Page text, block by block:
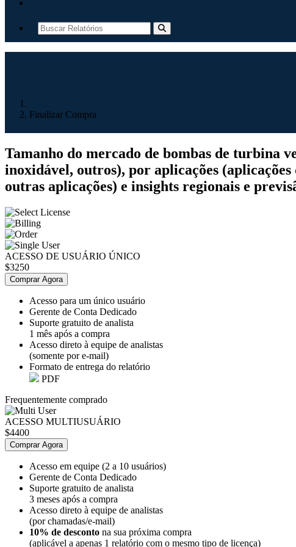
Finalizar Compra
Tamanho do mercado de bombas de turbina
inoxidável, outros), por aplicações
outras aplicações) e insights regionais e
ACESSO DE USUÁRIO ÚNICO
$3250
Comprar Agora
Acesso para um único usuário
Gerente de Conta Dedicado
Suporte gratuito de analista
1 mês após a compra
Acesso direto à equipe de analistas
(somente por e-mail)
Formato de entrega do relatório
PDF
Frequentemente comprado
ACESSO MULTIUSUÁRIO
$4400
Comprar Agora
Acesso em equipe (2 a 10 usuários)
Gerente de Conta Dedicado
Suporte gratuito de analista
3 meses após a compra
Acesso direto à equipe de analistas
(por chamadas/e-mail)
10% de desconto na sua próxima compra
(aplicável a apenas 1 relatório com o mesmo tipo de licença)